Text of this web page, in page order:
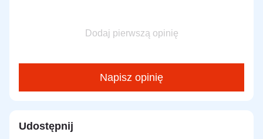
Dodaj pierwszą opinię
Napisz opinię
Udostępnij